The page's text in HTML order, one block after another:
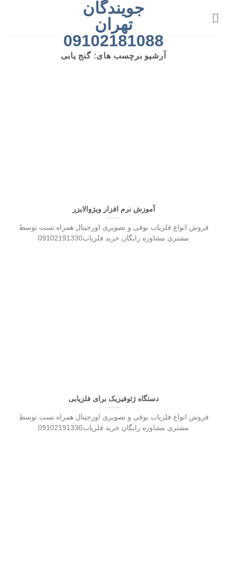
جویندگان
تهران
09102181088
آرشیو برچسب های:گنج یابی
آموزش نرم‌ افزار ویژوالایزر
فروش انواع فلزیاب بوقی و تصویری اورجینال همراه تست توسط
مشتری مشاوره رایگان خرید فلزیاب09102191330
دستگاه ژئوفیزیک برای فلزیابی
فروش انواع فلزیاب بوقی و تصویری اورجینال همراه تست توسط
مشتری مشاوره رایگان خرید فلزیاب09102191330